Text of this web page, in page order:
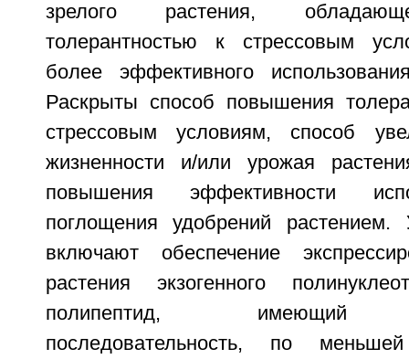
зрелого растения,
толерантностью к стрессовым
более эффективного
Раскрыты способ повышения
стрессовым условиям, способ
жизненности и/или урожая
повышения эффективности
поглощения удобрений растением.
включают обеспечение
растения экзогенного
полипептид, имеющий
последовательность, по